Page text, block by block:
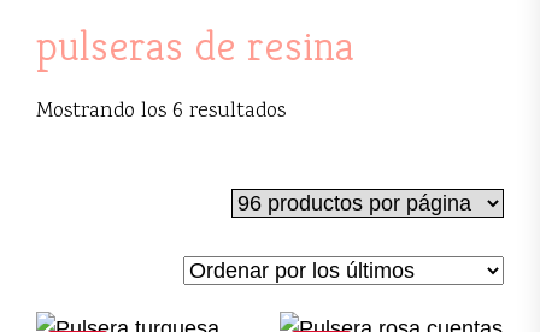
pulseras de resina
Mostrando los 6 resultadosOrdenado
últimos